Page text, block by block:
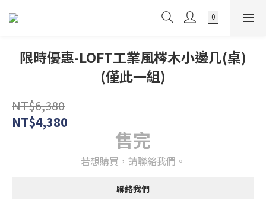
限時優惠-LOFT工業風梣木小邊几(桌)
(僅此一組)
NT$6,380
NT$4,380
售完
若想購買，請聯絡我們。
聯絡我們